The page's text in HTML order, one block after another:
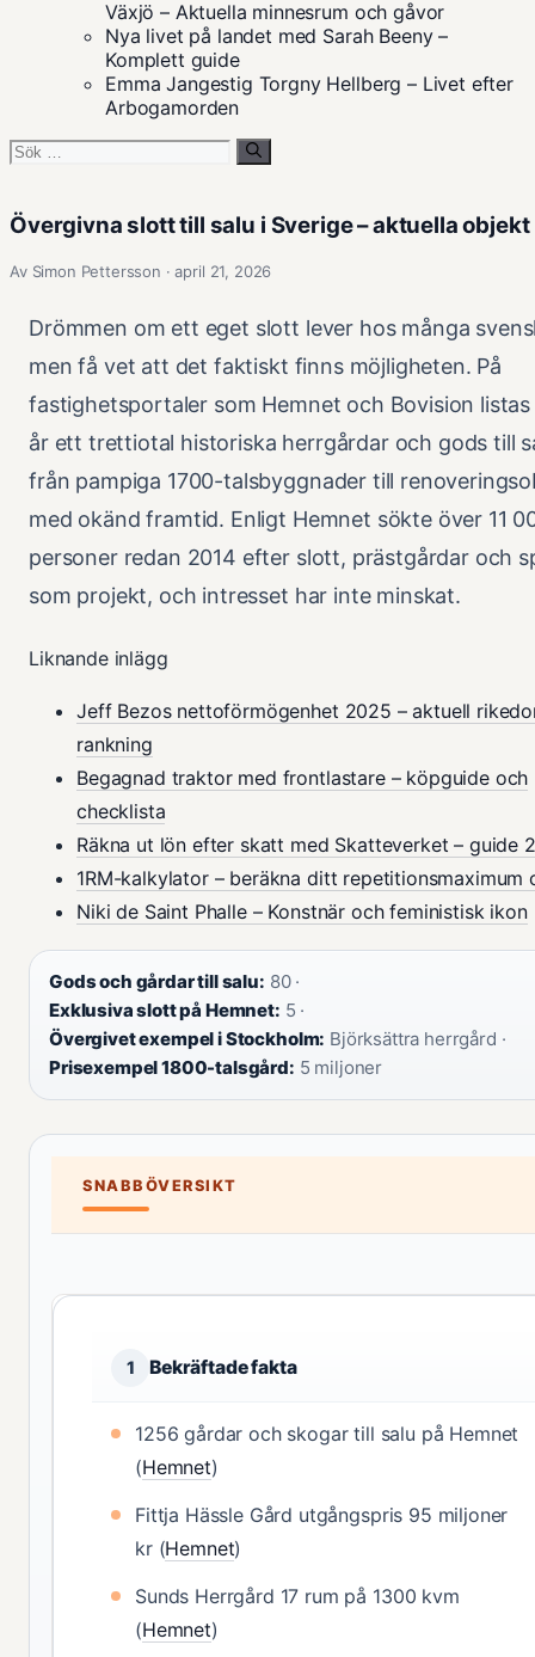
Växjö – Aktuella minnesrum och gåvor
Nya livet på landet med Sarah Beeny –
Komplett guide
Emma Jangestig Torgny Hellberg – Livet efter
Arbogamorden
Sök
Övergivna slott till salu i Sverige – aktuella objekt
Av Simon Pettersson · april 21, 2026
Drömmen om ett eget slott lever hos många
men få vet att det faktiskt finns möjligheten. På
fastighetsportaler som Hemnet och Bovision listas
år ett trettiotal historiska herrgårdar och gods till
från pampiga 1700-talsbyggnader till
med okänd framtid. Enligt Hemnet sökte över 11
personer redan 2014 efter slott, prästgårdar och
som projekt, och intresset har inte minskat.
Liknande inlägg
Jeff Bezos nettoförmögenhet 2025 – aktuell
rankning
Begagnad traktor med frontlastare – köpguide och
checklista
Räkna ut lön efter skatt med Skatteverket – guide
1RM-kalkylator – beräkna ditt repetitionsmaximum
Niki de Saint Phalle – Konstnär och feministisk ikon
Gods och gårdar till salu: 80 ·
Exklusiva slott på Hemnet: 5 ·
Övergivet exempel i Stockholm: Björksättra herrgård ·
Prisexempel 1800-talsgård: 5 miljoner
SNABBÖVERSIKT
1 Bekräftade fakta
1256 gårdar och skogar till salu på Hemnet
(Hemnet)
Fittja Hässle Gård utgångspris 95 miljoner
kr (Hemnet)
Sunds Herrgård 17 rum på 1300 kvm
(Hemnet)